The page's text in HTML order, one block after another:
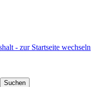
Suchen